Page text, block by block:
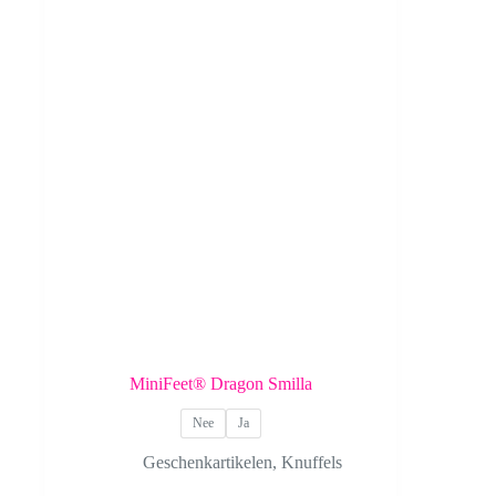
MiniFeet® Dragon Smilla
Nee Ja
Geschenkartikelen,Knuffels